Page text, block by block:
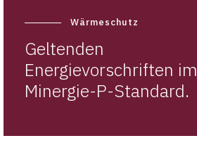
Wärmeschutz
Geltenden
Energievorschriften im
Minergie-P-Standard.